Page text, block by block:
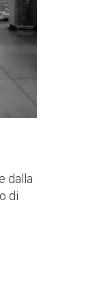
dalla
di